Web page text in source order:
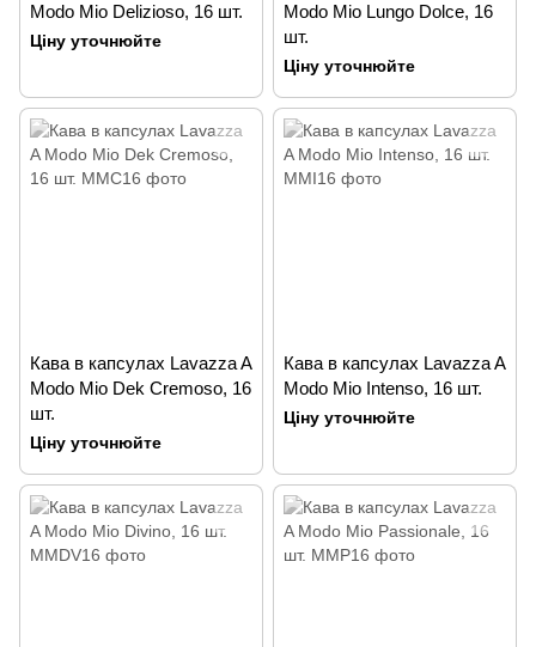
Modo Mio Delizioso, 16 шт.
Ціну уточнюйте
Modo Mio Lungo Dolce, 16
шт.
Ціну уточнюйте
Кава в капсулах Lavazza A
Modo Mio Dek Cremoso, 16
шт.
Ціну уточнюйте
Кава в капсулах Lavazza A
Modo Mio Intenso, 16 шт.
Ціну уточнюйте